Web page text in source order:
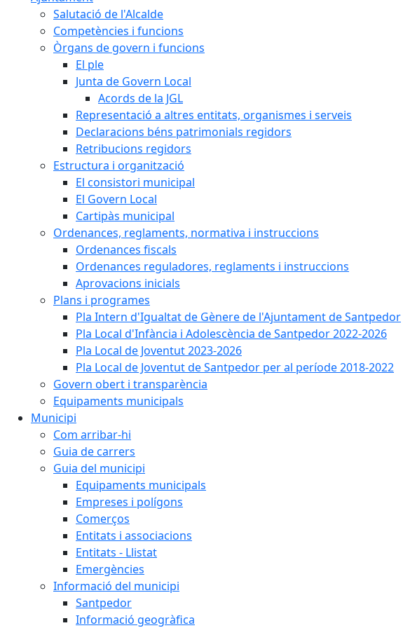
Salutació de l'Alcalde
Competències i funcions
Òrgans de govern i funcions
El ple
Junta de Govern Local
Acords de la JGL
Representació a altres entitats, organismes i serveis
Declaracions béns patrimonials regidors
Retribucions regidors
Estructura i organització
El consistori municipal
El Govern Local
Cartipàs municipal
Ordenances, reglaments, normativa i instruccions
Ordenances fiscals
Ordenances reguladores, reglaments i instruccions
Aprovacions inicials
Plans i programes
Pla Intern d'Igualtat de Gènere de l'Ajuntament de Santpedor
Pla Local d'Infància i Adolescència de Santpedor 2022-2026
Pla Local de Joventut 2023-2026
Pla Local de Joventut de Santpedor per al període 2018-2022
Govern obert i transparència
Equipaments municipals
Municipi
Com arribar-hi
Guia de carrers
Guia del municipi
Equipaments municipals
Empreses i polígons
Comerços
Entitats i associacions
Entitats - Llistat
Emergències
Informació del municipi
Santpedor
Informació geogràfica